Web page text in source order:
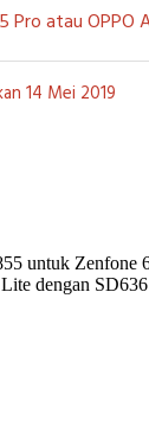
Pro atau OPPO
14 Mei 2019